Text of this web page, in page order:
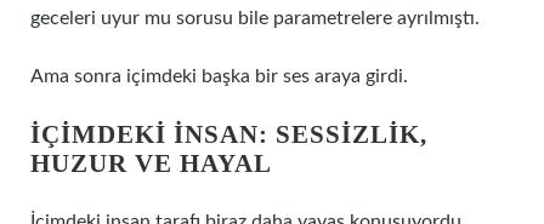
geceleri uyur mu sorusu bile parametrelere ayrılmıştı.
Ama sonra içimdeki başka bir ses araya girdi.
İÇIMDEKI İNSAN: SESSIZLIK,
HUZUR VE HAYAL